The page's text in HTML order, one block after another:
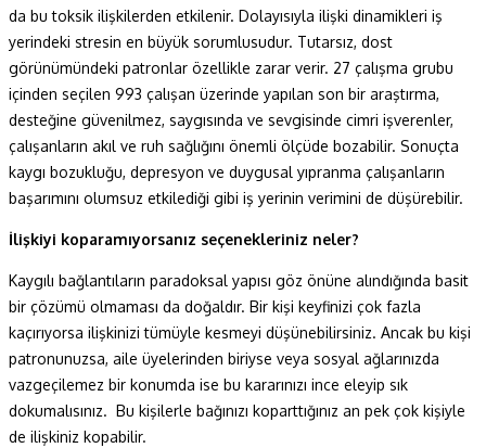
da bu toksik ilişkilerden etkilenir. Dolayısıyla ilişki dinamikleri iş
yerindeki stresin en büyük sorumlusudur. Tutarsız, dost
görünümündeki patronlar özellikle zarar verir. 27 çalışma grubu
içinden seçilen 993 çalışan üzerinde yapılan son bir araştırma,
desteğine güvenilmez, saygısında ve sevgisinde cimri işverenler,
çalışanların akıl ve ruh sağlığını önemli ölçüde bozabilir. Sonuçta
kaygı bozukluğu, depresyon ve duygusal yıpranma çalışanların
başarımını olumsuz etkilediği gibi iş yerinin verimini de düşürebilir.
İlişkiyi koparamıyorsanız seçenekleriniz neler?
Kaygılı bağlantıların paradoksal yapısı göz önüne alındığında basit
bir çözümü olmaması da doğaldır. Bir kişi keyfinizi çok fazla
kaçırıyorsa ilişkinizi tümüyle kesmeyi düşünebilirsiniz. Ancak bu kişi
patronunuzsa, aile üyelerinden biriyse veya sosyal ağlarınızda
vazgeçilemez bir konumda ise bu kararınızı ince eleyip sık
dokumalısınız. Bu kişilerle bağınızı koparttığınız an pek çok kişiyle
de ilişkiniz kopabilir.